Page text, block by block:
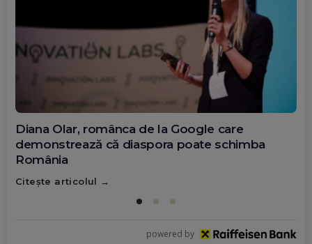
Diana Olar, românca de la Google care
demonstrează că diaspora poate schimba
România
Citește articolul
powered by